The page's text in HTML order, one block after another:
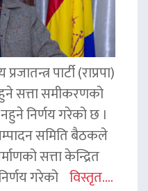
पार्टी (राप्रपा)
सत्ता समीकरणको
निर्णय गरेको छ ।
समिति बैठकले
सत्ता केन्द्रित
गरेको विस्तृत....